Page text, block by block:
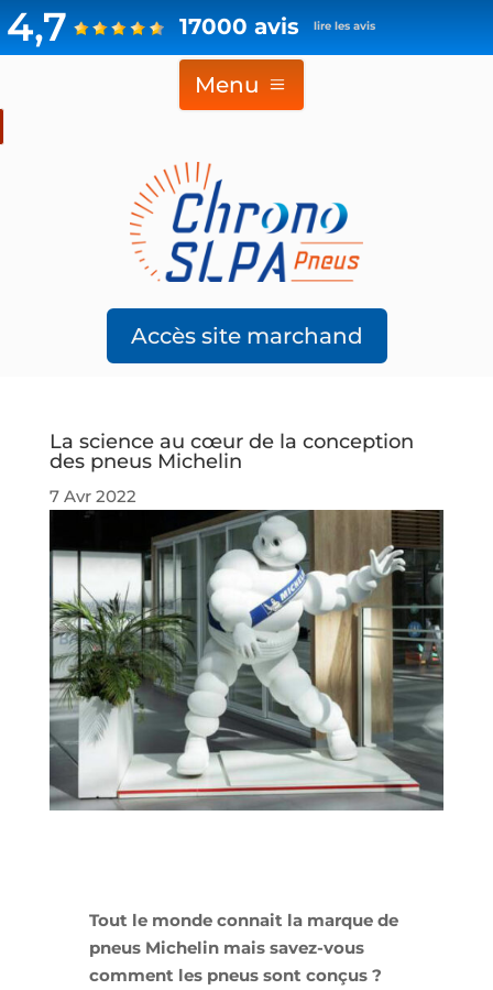
4,7 17000 avis lire les avis
Accès site marchand
Menu
La science au cœur de la conception
des pneus Michelin
7 Avr 2022
Tout le monde connait la marque de
pneus Michelin mais savez-vous
comment les pneus sont conçus ?